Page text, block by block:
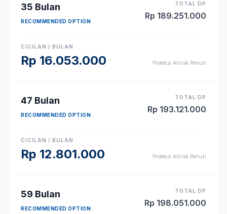
35 Bulan
RECOMMENDED OPTION
TOTAL DP
Rp 189.251.000
CICILAN / BULAN
Rp 16.053.000 Proteksi Allrisk Penuh
47 Bulan
RECOMMENDED OPTION
TOTAL DP
Rp 193.121.000
CICILAN / BULAN
Rp 12.801.000 Proteksi Allrisk Penuh
59 Bulan
RECOMMENDED OPTION
TOTAL DP
Rp 198.051.000